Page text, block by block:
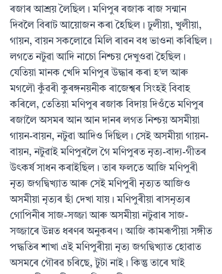
ৰজাৰ আশ্ৰয় লৈছিল। মণিপুৰ ৰজাক ৰাজ সন্মান
দিবলৈ বিৰাট আয়োজন কৰা হৈছিল। ঢুলীয়া, খুলীয়া,
গায়ন, বায়ন সকলোৱে মিলি ৰাৱন বধ ভাওনা কৰিছিল।
লগতে নটুৱা আদি নাচো নিশ্চয় দেখুওৱা হৈছিল।
যেতিয়া মানক খেদি মণিপুৰ উদ্ধাৰ কৰা হ’ল আৰু
মগলৌ কুঁৱৰী কুৰঙ্গনয়নীক ৰাজেশ্বৰ সিংহই বিবাহ
কৰিলে, তেতিয়া মণিপুৰ ৰজাক বিদায় দিওঁতে মণিপুৰ
ৰজালৈ অসমৰ আন আন দানৰ লগত নিশ্চয় অসমীয়া
গায়ন-বায়ন, নটুৱা আদিও দিছিল। সেই অসমীয়া গায়ন-
বায়ন, নটুৱাই মণিপুৰলৈ গৈ মণিপুৰত নৃত্য-বাদ্য-গীতৰ
উৎকৰ্ষ সাধন কৰাইছিল। তাৰ ফলতে আজি মণিপুৰী
নৃত্য জগদ্বিখ্যাত আৰু সেই মণিপুৰী নৃত্যত আজিও
অসমীয়া নৃত্যৰ ছাঁ দেখা যায়। মণিপুৰীয়া ৰাসনৃত্যৰ
গোপিনীৰ সাজ-সজ্জা আৰু অসমীয়া নটুৱাৰ সাজ-
সজ্জাৰে উন্নত ধৰণৰ অনুকৰণ। আজি কামৰূপীয়া সঙ্গীত
পদ্ধতিৰ শাখা এই মণিপুৰীয়া নৃত্য জগদ্বিখ্যাত হোৱাত
অসমৰে গৌৰৱ চৰিছে, টুটা নাই। কিন্তু তাৰে ঘাই